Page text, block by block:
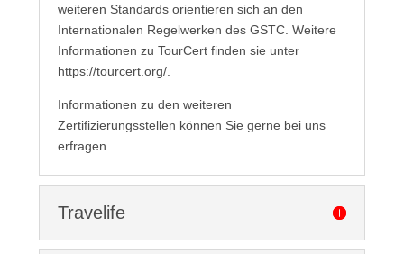
weiteren Standards orientieren sich an den
Internationalen Regelwerken des GSTC. Weitere
Informationen zu TourCert finden sie unter
https://tourcert.org/.
Informationen zu den weiteren
Zertifizierungsstellen können Sie gerne bei uns
erfragen.
Travelife